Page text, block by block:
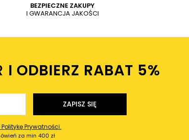
BEZPIECZNE ZAKUPY
I GWARANCJA JAKOŚCI
I ODBIERZ RABAT 5%ㅤ
ZAPISZ SIĘ
Politykę Prywatności.
za min 400 zł